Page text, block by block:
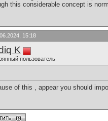
this considerable concept is
15:18
K
пользователь
of this , appear you should